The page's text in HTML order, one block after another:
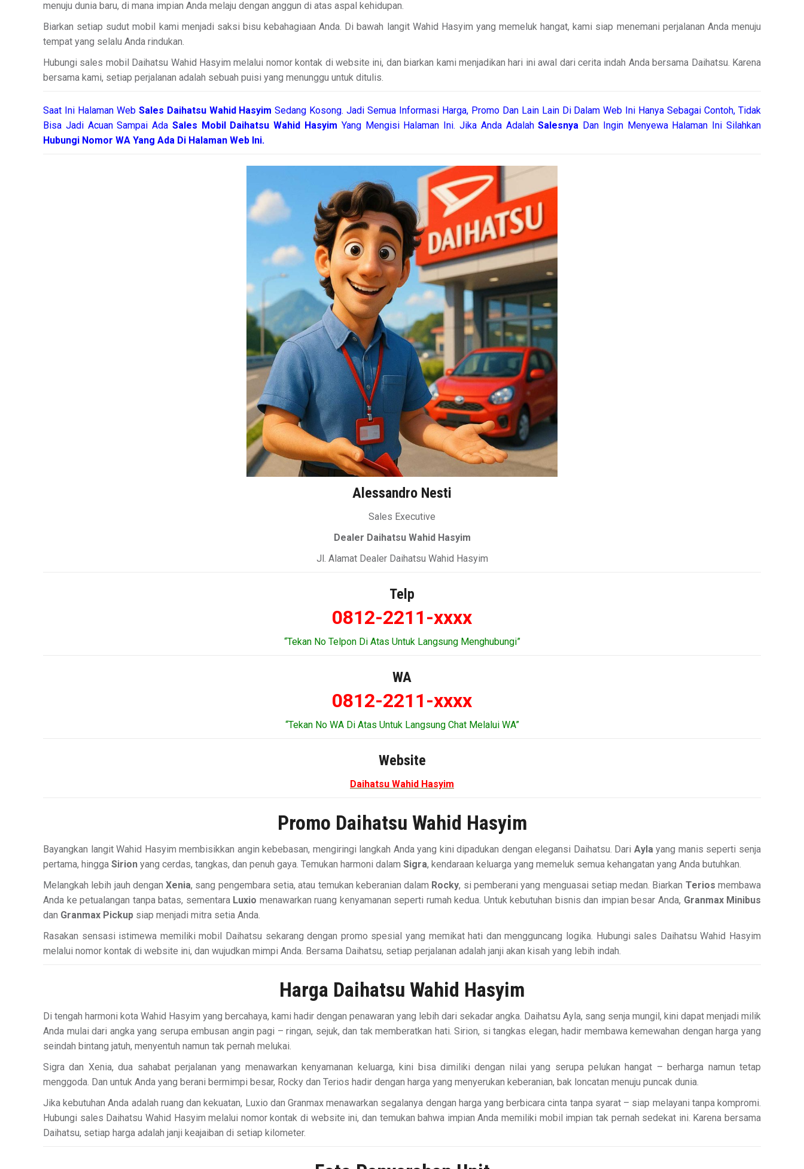
menuju dunia baru, di mana impian Anda melaju dengan anggun di atas aspal kehidupan.
Biarkan setiap sudut mobil kami menjadi saksi bisu kebahagiaan Anda. Di bawah langit Wahid Hasyim yang memeluk hangat, kami siap menemani perjalanan Anda menuju
tempat yang selalu Anda rindukan.
Hubungi sales mobil Daihatsu Wahid Hasyim melalui nomor kontak di website ini, dan biarkan kami menjadikan hari ini awal dari cerita indah Anda bersama Daihatsu. Karena
bersama kami, setiap perjalanan adalah sebuah puisi yang menunggu untuk ditulis.
Saat Ini Halaman Web Sales Daihatsu Wahid HasyimSedang Kosong. Jadi Semua Informasi Harga, Promo Dan Lain Lain Di Dalam Web Ini Hanya Sebagai Contoh, Tidak
Bisa Jadi Acuan Sampai Ada Sales Mobil Daihatsu Wahid Hasyim Yang Mengisi Halaman Ini. Jika Anda AdalahSalesnya Dan Ingin Menyewa Halaman Ini Silahkan
Hubungi Nomor WA Yang Ada Di Halaman Web Ini.
Alessandro Nesti
Sales Executive
Dealer Daihatsu Wahid Hasyim
Jl. Alamat Dealer Daihatsu Wahid Hasyim
Telp
0812-2211-xxxx
“Tekan No Telpon Di Atas Untuk Langsung Menghubungi”
WA
0812-2211-xxxx
“Tekan No WA Di Atas Untuk Langsung Chat Melalui WA”
Website
Daihatsu Wahid Hasyim
Promo Daihatsu Wahid Hasyim
Bayangkan langit Wahid Hasyim membisikkan angin kebebasan, mengiringi langkah Anda yang kini dipadukan dengan elegansi Daihatsu. Dari Aylayang manis seperti senja
pertama, hingga Sirion yang cerdas, tangkas, dan penuh gaya. Temukan harmoni dalam Sigra, kendaraan keluarga yang memeluk semua kehangatan yang Anda butuhkan.
Melangkah lebih jauh denganXenia, sang pengembara setia, atau temukan keberanian dalam Rocky, si pemberani yang menguasai setiap medan. Biarkan Terios membawa
Anda ke petualangan tanpa batas, sementara Luxio menawarkan ruang kenyamanan seperti rumah kedua. Untuk kebutuhan bisnis dan impian besar Anda, Granmax Minibus
dan Granmax Pickup siap menjadi mitra setia Anda.
Rasakan sensasi istimewa memiliki mobil Daihatsu sekarang dengan promo spesial yang memikat hati dan mengguncang logika. Hubungi sales Daihatsu Wahid Hasyim
melalui nomor kontak di website ini, dan wujudkan mimpi Anda. Bersama Daihatsu, setiap perjalanan adalah janji akan kisah yang lebih indah.
Harga Daihatsu Wahid Hasyim
Di tengah harmoni kota Wahid Hasyim yang bercahaya, kami hadir dengan penawaran yang lebih dari sekadar angka. Daihatsu Ayla, sang senja mungil, kini dapat menjadi milik
Anda mulai dari angka yang serupa embusan angin pagi – ringan, sejuk, dan tak memberatkan hati. Sirion, si tangkas elegan, hadir membawa kemewahan dengan harga yang
seindah bintang jatuh, menyentuh namun tak pernah melukai.
Sigra dan Xenia, dua sahabat perjalanan yang menawarkan kenyamanan keluarga, kini bisa dimiliki dengan nilai yang serupa pelukan hangat – berharga namun tetap
menggoda. Dan untuk Anda yang berani bermimpi besar, Rocky dan Terios hadir dengan harga yang menyerukan keberanian, bak loncatan menuju puncak dunia.
Jika kebutuhan Anda adalah ruang dan kekuatan, Luxio dan Granmax menawarkan segalanya dengan harga yang berbicara cinta tanpa syarat – siap melayani tanpa kompromi.
Hubungi sales Daihatsu Wahid Hasyim melalui nomor kontak di website ini, dan temukan bahwa impian Anda memiliki mobil impian tak pernah sedekat ini. Karena bersama
Daihatsu, setiap harga adalah janji keajaiban di setiap kilometer.